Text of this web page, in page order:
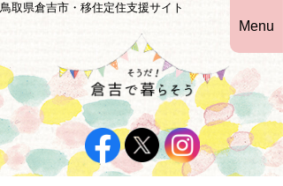
鳥取県倉吉市・移住定住支援サイト
Menu